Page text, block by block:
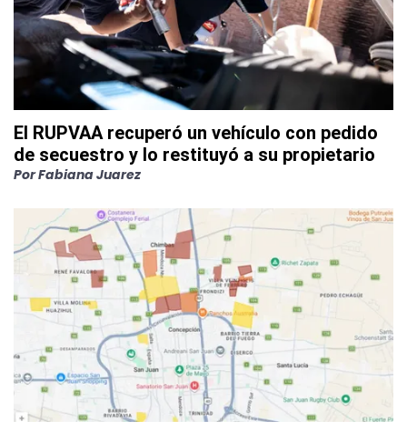
El RUPVAA recuperó un vehículo con pedido
de secuestro y lo restituyó a su propietario
PorFabiana Juarez